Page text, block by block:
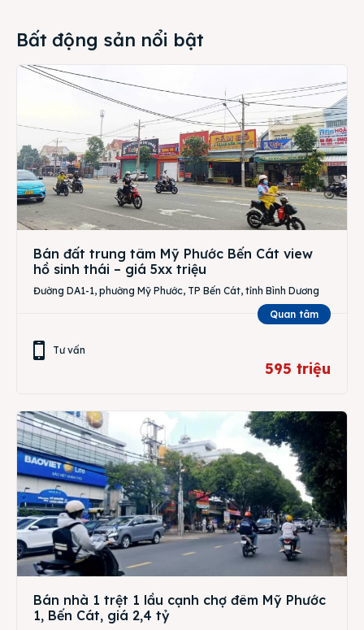
Bất động sản nổi bật
Bán đất trung tâm Mỹ Phước Bến Cát view
hồ sinh thái – giá 5xx triệu
Đường DA1-1, phường Mỹ Phước, TP Bến Cát, tỉnh Bình Dương
Quan tâm
Tư vấn
595 triệu
Bán nhà 1 trệt 1 lầu cạnh chợ đêm Mỹ Phước
1, Bến Cát, giá 2,4 tỷ